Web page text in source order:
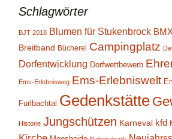
Schlagwörter
BJT 2018 Blumen für Stukenbrock
Breitband Bücherei Campingplatz
Dorfentwicklung Dorfwettbewerb
Ems-Erlebnisweg Ems-Erlebniswelt
Furlbachtal Gedenkstätte
Historie Jungschützen Karneval kfd